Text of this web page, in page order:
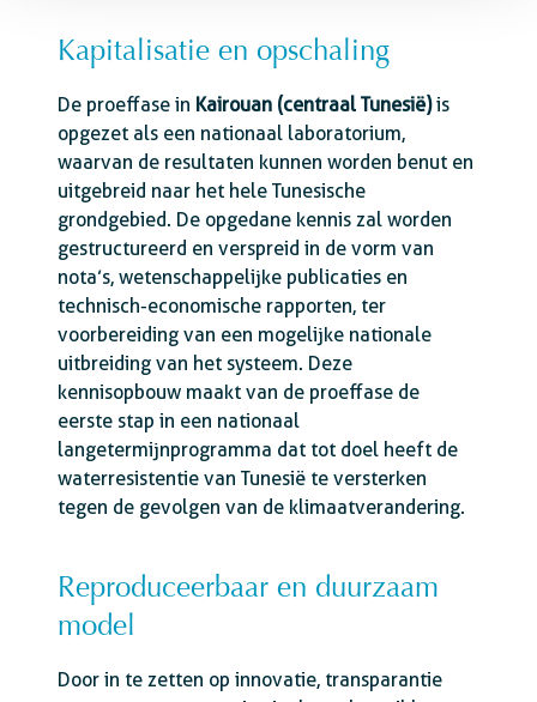
Kapitalisatie en opschaling
De proeffase in Kairouan (centraal Tunesië)is
opgezet als een nationaal laboratorium,
waarvan de resultaten kunnen worden benut en
uitgebreid naar het hele Tunesische
grondgebied. De opgedane kennis zal worden
gestructureerd en verspreid in de vorm van
nota’s, wetenschappelijke publicaties en
technisch-economische rapporten, ter
voorbereiding van een mogelijke nationale
uitbreiding van het systeem. Deze
kennisopbouw maakt van de proeffase de
eerste stap in een nationaal
langetermijnprogramma dat tot doel heeft de
waterresistentie van Tunesië te versterken
tegen de gevolgen van de klimaatverandering.
Reproduceerbaar en duurzaam
model
Door in te zetten op innovatie, transparantie